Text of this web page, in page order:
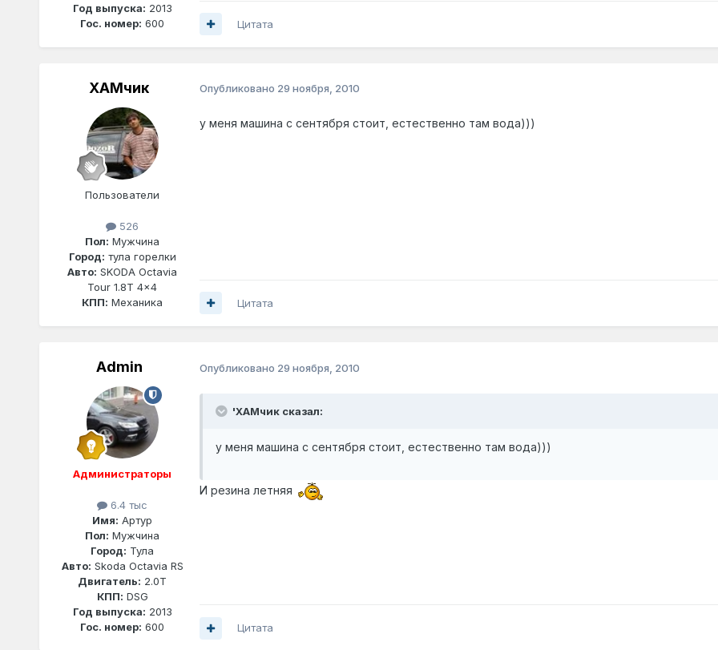
Год выпуска: 2013
Гос. номер: 600 Цитата
ХАМчик
Пользователи
526
Пол: Мужчина
Город: тула горелки
Авто: SKODA Octavia
Tour 1.8T 4x4
КПП: Механика
Опубликовано 29 ноября, 2010
у меня машина с сентября стоит, естественно там вода)))
Цитата
Admin
Администраторы
6.4 тыс
Имя: Артур
Пол: Мужчина
Город: Тула
Авто: Skoda Octavia RS
Двигатель: 2.0T
КПП: DSG
Год выпуска: 2013
Гос. номер: 600
Опубликовано 29 ноября, 2010
'ХАМчик сказал:
у меня машина с сентября стоит, естественно там вода)))
И резина летняя
Цитата